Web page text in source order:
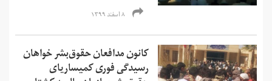
۸ اسفند ۱۳۹۹
کانون مدافعان حقوق‌بشر خواهان
رسیدگی فوری کمیساریای